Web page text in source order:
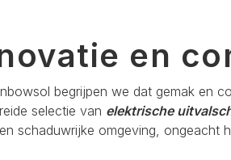
en
begrijpen we dat gemak en
selectie van elektrische
schaduwrijke omgeving, ongeacht